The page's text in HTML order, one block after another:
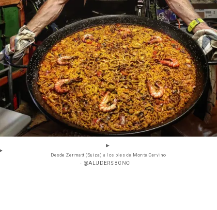
Desde Zermatt (Suiza) a los pies de Monte Cervino
- @ALUDERSBONO